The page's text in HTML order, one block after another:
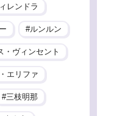
レンドラ
ルンルン
・ヴィンセント
エリファ
三枝明那